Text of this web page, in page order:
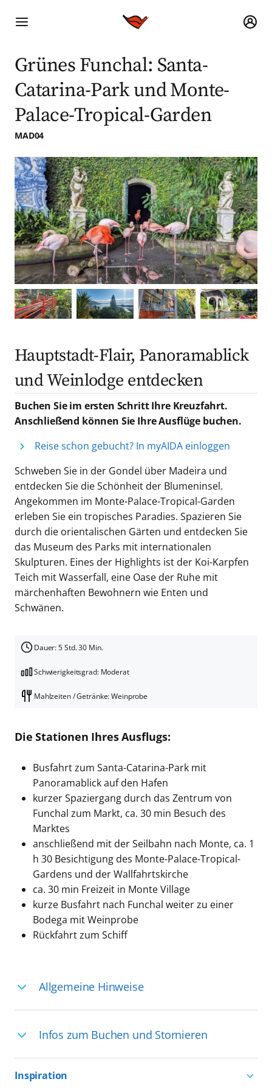
Grünes Funchal: Santa-
Catarina-Park und Monte-
Palace-Tropical-Garden
MAD04
Hauptstadt-Flair, Panoramablick
und Weinlodge entdecken
Buchen Sie im ersten Schritt Ihre Kreuzfahrt.
Anschließend können Sie Ihre Ausflüge buchen.
Reise schon gebucht? In myAIDA einloggen
Schweben Sie in der Gondel über Madeira und
entdecken Sie die Schönheit der Blumeninsel.
Angekommen im Monte-Palace-Tropical-Garden
erleben Sie ein tropisches Paradies. Spazieren Sie
durch die orientalischen Gärten und entdecken Sie
das Museum des Parks mit internationalen
Skulpturen. Eines der Highlights ist der Koi-Karpfen
Teich mit Wasserfall, eine Oase der Ruhe mit
märchenhaften Bewohnern wie Enten und
Schwänen.
Dauer: 5 Std. 30 Min.
Schwierigkeitsgrad: Moderat
Mahlzeiten / Getränke: Weinprobe
Die Stationen Ihres Ausflugs:
Busfahrt zum Santa-Catarina-Park mit
Panoramablick auf den Hafen
kurzer Spaziergang durch das Zentrum von
Funchal zum Markt, ca. 30 min Besuch des
Marktes
anschließend mit der Seilbahn nach Monte, ca. 1
h 30 Besichtigung des Monte-Palace-Tropical-
Gardens und der Wallfahrtskirche
ca. 30 min Freizeit in Monte Village
kurze Busfahrt nach Funchal weiter zu einer
Bodega mit Weinprobe
Rückfahrt zum Schiff
Allgemeine Hinweise
Deutschsprachige Reiseleiter:innen sind
in vielen Regionen verfügbar, aber in
einigen Ländern selten, sodass dort
Infos zum Buchen und Stornieren
Inspiration